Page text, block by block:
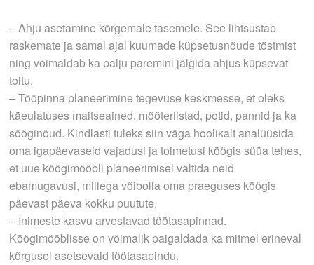
– Ahju asetamine kõrgemale tasemele. See lihtsustab
raskemate ja samal ajal kuumade küpsetusnõude tõstmist
ning võimaldab ka palju paremini jälgida ahjus küpsevat
toitu.
– Tööpinna planeerimine tegevuse keskmesse, et oleks
käeulatuses maitseained, mõõteriistad, potid, pannid ja ka
sööginõud. Kindlasti tuleks siin väga hoolikalt analüüsida
oma igapäevaseid vajadusi ja toimetusi köögis süüa tehes,
et uue köögimööbli planeerimisel vältida neid
ebamugavusi, millega võibolla oma praeguses köögis
päevast päeva kokku puutute.
– Inimeste kasvu arvestavad töötasapinnad.
Köögimööblisse on võimalik paigaldada ka mitmel erineval
kõrgusel asetsevaid töötasapindu.